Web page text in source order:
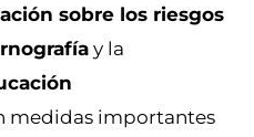
sobre los riesgos
y la
medidas importantes